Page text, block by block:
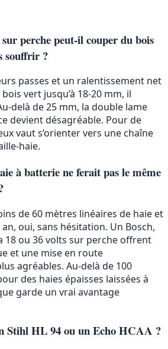
perche peut-il couper du bois
souffrir ?
passes et un ralentissement net
vert jusqu’à 18-20 mm, il
delà de 25 mm, la double lame
devient désagréable. Pour de
vaut s’orienter vers une chaîne
haie.
à batterie ne ferait pas le même
de 60 mètres linéaires de haie et
oui, sans hésitation. Un Bosch,
18 ou 36 volts sur perche offrent
et une mise en route
agréables. Au-delà de 100
des haies épaisses laissées à
garde un vrai avantage
Stihl HL 94 ou un Echo HCAA ?